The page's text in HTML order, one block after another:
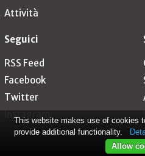
Attività
Seguici
RSS Feed
Facebook
Twitter
Instagram
This website makes use of cookies
provide additional functionality.
Allow